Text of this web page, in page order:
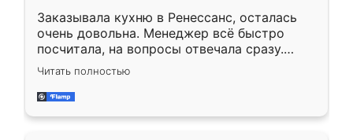
Заказывала кухню в Ренессанс, осталась
очень довольна. Менеджер всё быстро
посчитала, на вопросы отвечала сразу.
Замерщик приехал в субботу, подошёл к
делу со всей ответственностью. Собрали
за день, ребята работали аккуратно, даже
Читать полностью